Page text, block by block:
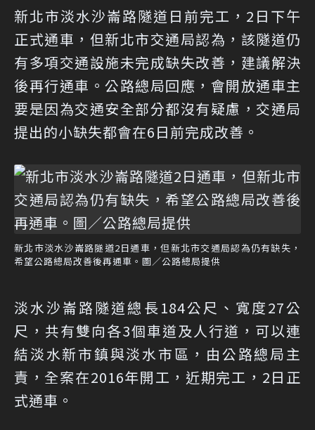
新北市淡水沙崙路隧道日前完工，2日下午
正式通車，但新北市交通局認為，該隧道仍
有多項交通設施未完成缺失改善，建議解決
後再行通車。公路總局回應，會開放通車主
要是因為交通安全部分都沒有疑慮，交通局
提出的小缺失都會在6日前完成改善。
新北市淡水沙崙路隧道2日通車，但新北市交通局認為仍有缺失，
希望公路總局改善後再通車。圖／公路總局提供
淡水沙崙路隧道總長184公尺、寬度27公
尺，共有雙向各3個車道及人行道，可以連
結淡水新市鎮與淡水市區，由公路總局主
責，全案在2016年開工，近期完工，2日正
式通車。